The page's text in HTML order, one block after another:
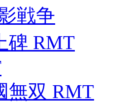
戦争
碑 RMT
無双 RMT